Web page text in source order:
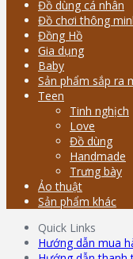
Đồ dùng cá nhân
Đồ chơi thông
Đồng Hồ
Gia dụng
Baby
Sản phẩm sắp ra
Teen
Tinh nghịch
Love
Đồ dùng
Handmade
Trưng bày
Ảo thuật
Sản phẩm khác
Quick Links
Hướng dẫn mua